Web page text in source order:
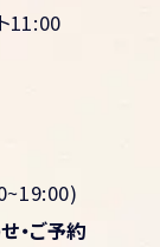
11:00
・ご予約